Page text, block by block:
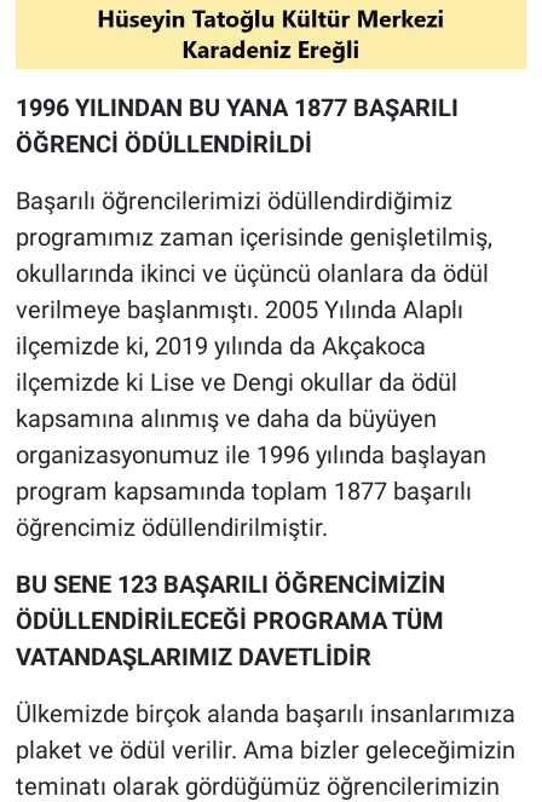
1996 YILINDAN BU YANA 1877 BAŞARILI
ÖĞRENCİ ÖDÜLLENDİRİLDİ
Başarılı öğrencilerimizi ödüllendirdiğimiz
programımız zaman içerisinde genişletilmiş,
okullarında ikinci ve üçüncü olanlara da ödül
verilmeye başlanmıştı. 2005 Yılında Alaplı
ilçemizde ki, 2019 yılında da Akçakoca
ilçemizde ki Lise ve Dengi okullar da ödül
kapsamına alınmış ve daha da büyüyen
organizasyonumuz ile 1996 yılında başlayan
program kapsamında toplam 1877 başarılı
öğrencimiz ödüllendirilmiştir.
BU SENE 123 BAŞARILI ÖĞRENCİMİZİN
ÖDÜLLENDİRİLECEĞİ PROGRAMA TÜM
VATANDAŞLARIMIZ DAVETLİDİR
Ülkemizde birçok alanda başarılı insanlarımıza
plaket ve ödül verilir. Ama bizler geleceğimizin
teminatı olarak gördüğümüz öğrencilerimizin